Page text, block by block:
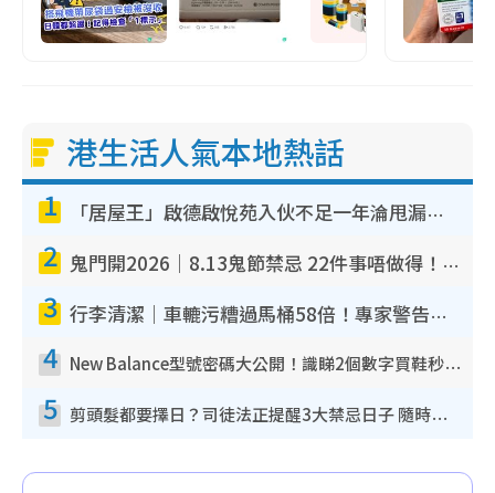
港生活人氣本地熱話
1 「居屋王」啟德啟悅苑入伙不足一年淪甩漏之王！插頭噴火花致大停電 多戶業主全屋家電報銷
2 鬼門開2026｜8.13鬼節禁忌 22件事唔做得！燒肉、刺身要少食？半夜勿吹口哨/打呢個電話
3 行李清潔｜車轆污糟過馬桶58倍！專家警告忌用酒精抹 教1招免污手除菌
4 New Balance型號密碼大公開！識睇2個數字買鞋秒知功能免中伏 附5大熱門鞋款
5 剪頭髮都要擇日？司徒法正提醒3大禁忌日子 隨時剪走財運！呢日剪髮恐「剪壽命」？